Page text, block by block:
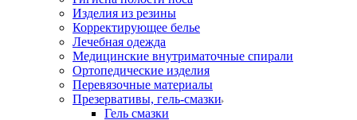
Изделия из резины
Корректирующее белье
Лечебная одежда
Медицинские внутриматочные спирали
Ортопедические изделия
Перевязочные материалы
Презервативы, гель-смазки
Гель смазки